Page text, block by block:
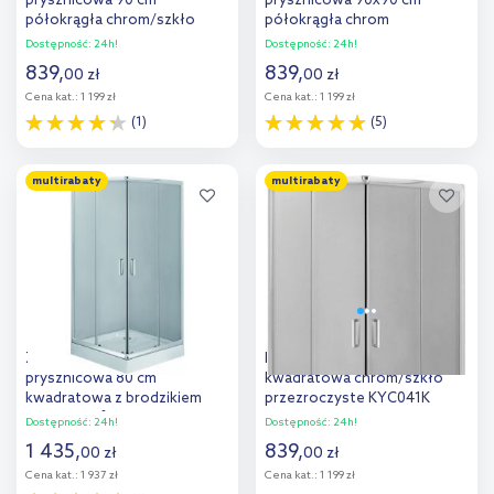
półokrągła chrom/szkło
przezroczyste KYP051K
Dostępność: 24h!
839,00 zł
Cena kat.: 1 199 zł
(1)
Dodaj do
półokrągła chrom
połysk/szkło matowe
Dostępność: 24h!
839,00 zł
Cena kat.: 1 199 zł
(5)
Dodaj do
multirabaty
Zestaw Deante Funkia kabina
prysznicowa 80 cm
kwadratowa z brodzikiem
Corner i syfonem
(KYC042K, KTC042B,
NHC025C)
Dostępność: 24h!
1 435,00 zł
Cena kat.: 1 937 zł
multirabaty
Deante Funkia kabina 90 cm
kwadratowa chrom/szkło
przezroczyste KYC041K
Dostępność: 24h!
839,00 zł
Cena kat.: 1 199 zł